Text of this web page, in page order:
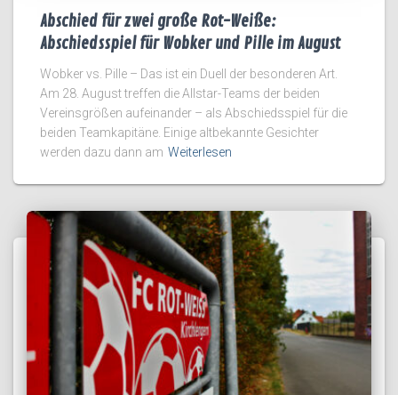
Abschied für zwei große Rot-Weiße:
Abschiedsspiel für Wobker und Pille im August
Wobker vs. Pille – Das ist ein Duell der besonderen Art.
Am 28. August treffen die Allstar-Teams der beiden
Vereinsgrößen aufeinander – als Abschiedsspiel für die
beiden Teamkapitäne. Einige altbekannte Gesichter
werden dazu dann am Weiterlesen